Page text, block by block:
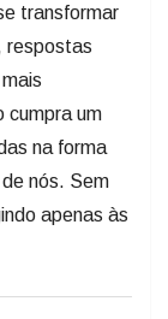
transformar
respostas
cumpra um
na forma
nós. Sem
apenas às